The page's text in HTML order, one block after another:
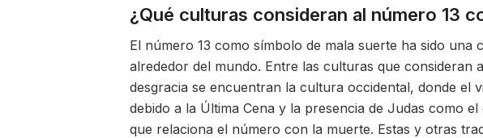
¿Qué culturas consideran al número 13
El número 13 como símbolo de mala suerte ha sido una
alrededor del mundo. Entre las culturas que consideran
desgracia se encuentran la cultura occidental, donde el
debido a la Última Cena y la presencia de Judas como
que relaciona el número con la muerte. Estas y otras